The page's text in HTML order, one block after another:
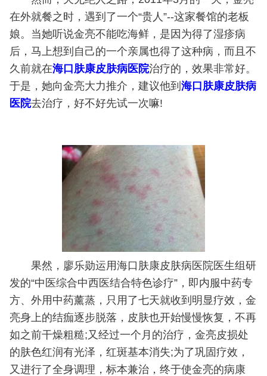
在外就餐之时，遇到了一个“贵人”--这家餐馆的老板
娘。当她听说金亮不能吃海鲜，是因为得了湿疹病
后，马上想到自己的一个亲属也得了这种病，而且不
久前就在海口肤康皮肤病医院治疗的，效果非常好。
于是，她向金亮大力推介，建议他到 海口肤康皮肤病
医院去治疗，好不好先试一次嘛!
果然，廖乐勋运用海口肤康皮肤病医院医生组研
发的“中医综合中西医结合特色诊疗”，即内服中药专
方、外用中药薰蒸，只用了七天就收到明显疗效，金
亮身上的结痂逐步脱落，皮肤也开始慢慢恢复，不再
如之前干燥粗糙;又经过一个月的治疗，金亮皮损处
的肤色红润有光泽，红斑基本消失;为了巩固疗效，
又进行了全身调理，标本兼治，终于使金亮的病康